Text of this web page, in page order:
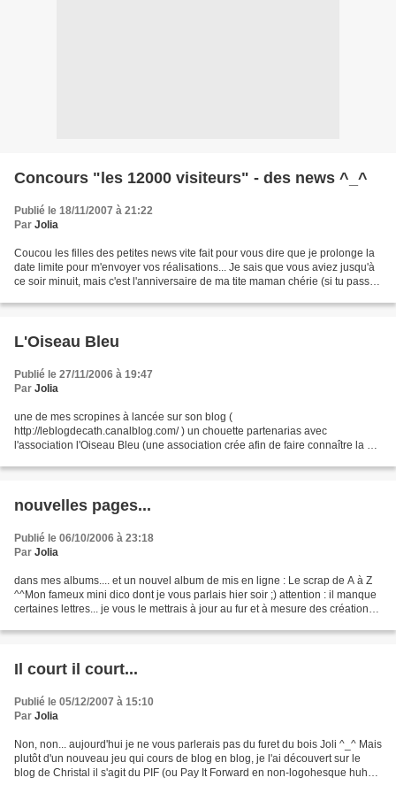
Concours "les 12000 visiteurs" - des news ^_^
Publié le 18/11/2007 à 21:22
Par Jolia
Coucou les filles des petites news vite fait pour vous dire que je prolonge la
date limite pour m'envoyer vos réalisations... Je sais que vous aviez jusqu'à
ce soir minuit, mais c'est l'anniversaire de ma tite maman chérie (si tu passe
L'Oiseau Bleu
Publié le 27/11/2006 à 19:47
Par Jolia
une de mes scropines à lancée sur son blog (
http://leblogdecath.canalblog.com/ ) un chouette partenarias avec
l'association l'Oiseau Bleu (une association crée afin de faire connaître la «
nouvelles pages...
Publié le 06/10/2006 à 23:18
Par Jolia
dans mes albums.... et un nouvel album de mis en ligne : Le scrap de A à Z
^^Mon fameux mini dico dont je vous parlais hier soir ;) attention : il manque
certaines lettres... je vous le mettrais à jour au fur et à mesure des créations
Il court il court...
Publié le 05/12/2007 à 15:10
Par Jolia
Non, non... aujourd'hui je ne vous parlerais pas du furet du bois Joli ^_^ Mais
plutôt d'un nouveau jeu qui cours de blog en blog, je l'ai découvert sur le
blog de Christal il s'agit du PIF (ou Pay It Forward en non-logohesque huhu)